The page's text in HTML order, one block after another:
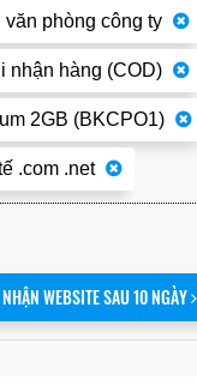
văn phòng công ty
nhận hàng (COD)
2GB (BKCPO1)
.com .net
WEBSITE SAU 10 NGÀY